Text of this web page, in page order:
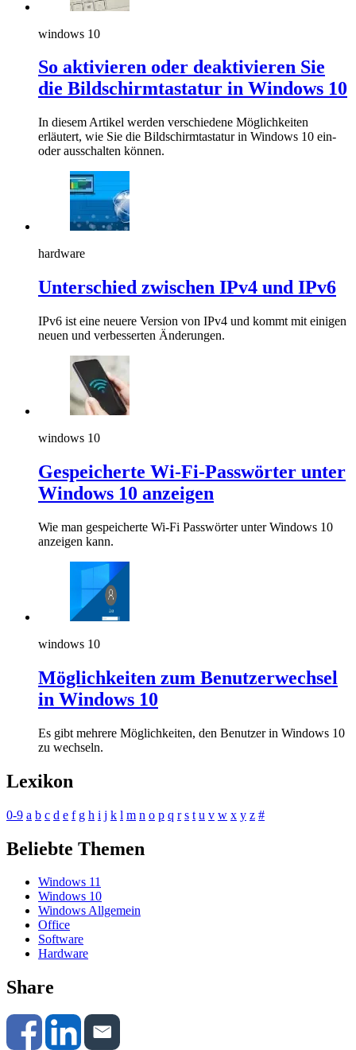
windows 10
So aktivieren oder deaktivieren Sie
die Bildschirmtastatur in Windows 10
In diesem Artikel werden verschiedene Möglichkeiten
erläutert, wie Sie die Bildschirmtastatur in Windows 10 ein-
oder ausschalten können.
hardware
Unterschied zwischen IPv4 und IPv6
IPv6 ist eine neuere Version von IPv4 und kommt mit einigen
neuen und verbesserten Änderungen.
windows 10
Gespeicherte Wi-Fi-Passwörter unter
Windows 10 anzeigen
Wie man gespeicherte Wi-Fi Passwörter unter Windows 10
anzeigen kann.
windows 10
Möglichkeiten zum Benutzerwechsel
in Windows 10
Es gibt mehrere Möglichkeiten, den Benutzer in Windows 10
zu wechseln.
Lexikon
0-9 a b c d e f g h i j k l m n o p q r s t u v w x y z #
Beliebte Themen
Windows 11
Windows 10
Windows Allgemein
Office
Software
Hardware
Share